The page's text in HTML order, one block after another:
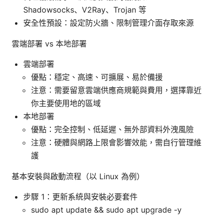
Shadowsocks、V2Ray、Trojan 等
安全性預設：設定防火牆、限制管理介面存取來源
雲端部署 vs 本地部署
雲端部署
優點：穩定、高速、可擴展、易於備援
注意：需要留意雲端供應商規範與費用，選擇靠近
你主要使用地的區域
本地部署
優點：完全控制、低延遲、無外部資料外洩風險
注意：硬體與網路上限會影響效能，需自行管理維
護
基本安裝與啟動流程（以 Linux 為例）
步驟 1：更新系統與安裝必要套件
sudo apt update && sudo apt upgrade -y